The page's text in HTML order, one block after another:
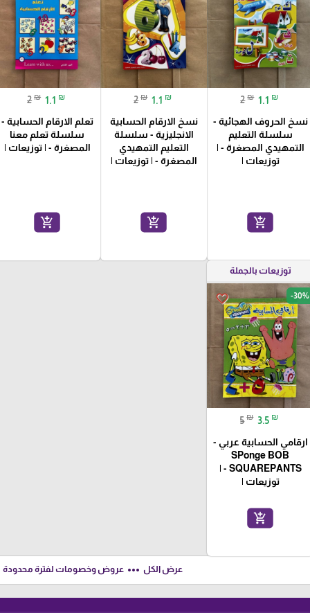
2 ₪ 1.1 ₪
نسخ الحروف الهجائية -
سلسلة التعليم
التمهيدي المصغرة - |
توزيعات |
add_shopping_cart
2 ₪ 1.1 ₪
نسخ الارقام الحسابية
الانجليزية - سلسلة
التعليم التمهيدي
المصغرة - | توزيعات |
add_shopping_cart
2 ₪ 1.1 ₪
تعلم الارقام الحسابية -
سلسلة تعلم معنا
المصغرة - | توزيعات |
add_shopping_cart
توزيعات بالجملة
favorite_border -30%
5 ₪ 3.5 ₪
ارقامي الحسابية عربي -
SPonge BOB
SQUAREPANTS - |
توزيعات |
add_shopping_cart
عرض الكل more_horiz عروض وخصومات لفترة محدودة